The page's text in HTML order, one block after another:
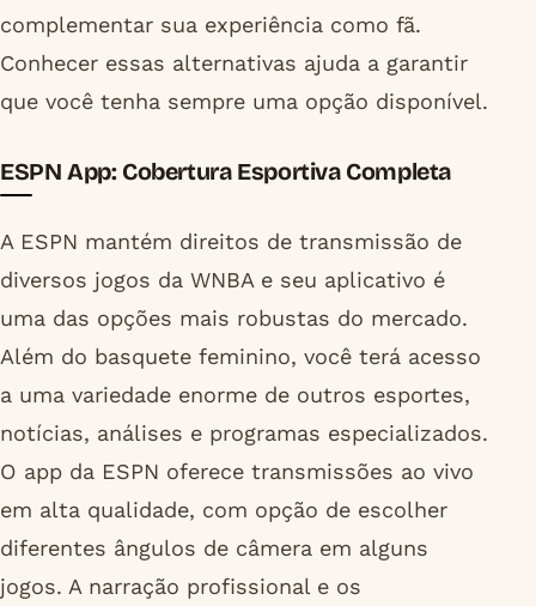
complementar sua experiência como fã.
Conhecer essas alternativas ajuda a garantir
que você tenha sempre uma opção disponível.
ESPN App: Cobertura Esportiva Completa
A ESPN mantém direitos de transmissão de
diversos jogos da WNBA e seu aplicativo é
uma das opções mais robustas do mercado.
Além do basquete feminino, você terá acesso
a uma variedade enorme de outros esportes,
notícias, análises e programas especializados.
O app da ESPN oferece transmissões ao vivo
em alta qualidade, com opção de escolher
diferentes ângulos de câmera em alguns
jogos. A narração profissional e os